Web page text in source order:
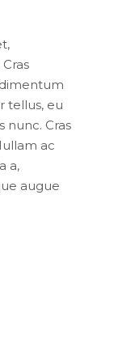
tellus, eu
nunc. Cras
ac
a,
augue